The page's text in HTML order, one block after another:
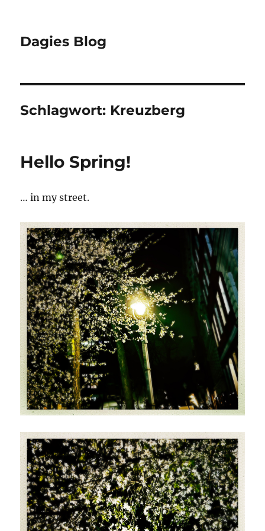
Dagies Blog
Schlagwort: Kreuzberg
Hello Spring!
… in my street.